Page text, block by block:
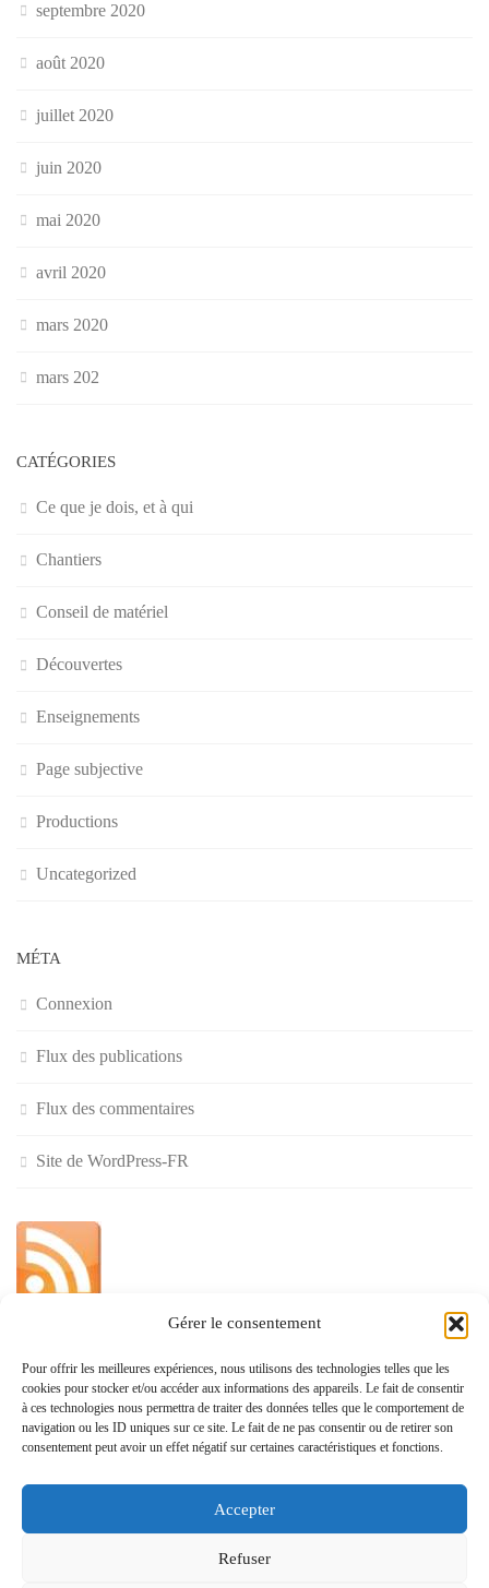
Gérer le consentement
Pour offrir les meilleures expériences, nous utilisons des technologies telles que les
cookies pour stocker et/ou accéder aux informations des appareils. Le fait de consentir
à ces technologies nous permettra de traiter des données telles que le comportement de
navigation ou les ID uniques sur ce site. Le fait de ne pas consentir ou de retirer son
consentement peut avoir un effet négatif sur certaines caractéristiques et fonctions.
Accepter
Refuser
septembre 2020
août 2020
juillet 2020
juin 2020
mai 2020
avril 2020
mars 2020
mars 202
CATÉGORIES
Ce que je dois, et à qui
Chantiers
Conseil de matériel
Découvertes
Enseignements
Page subjective
Productions
Uncategorized
MÉTA
Connexion
Flux des publications
Flux des commentaires
Site de WordPress-FR
»
Politique de confidentialité
www.monvoisin.xyz © 2026. Tous droits réservés.